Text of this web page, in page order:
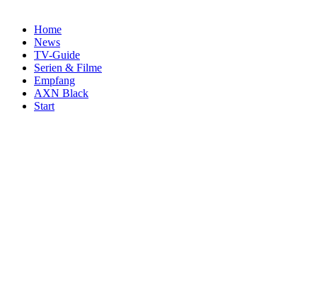
Home
News
TV-Guide
Serien & Filme
Empfang
AXN Black
Start